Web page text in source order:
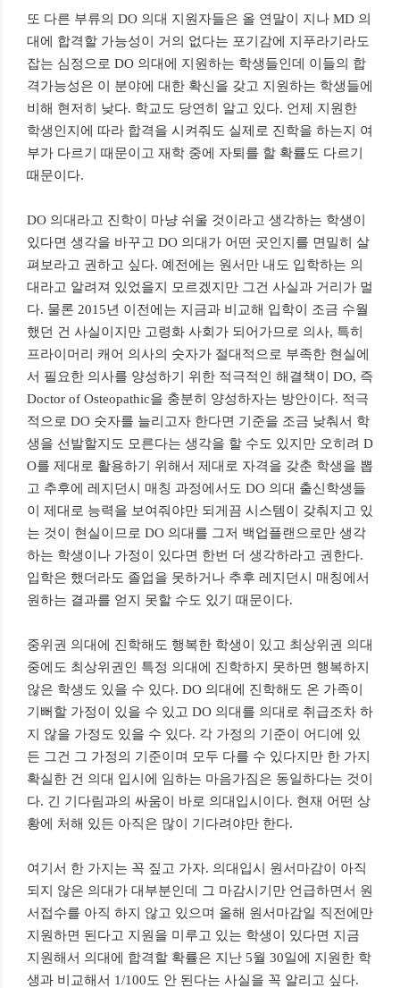
또 다른 부류의 DO 의대 지원자들은 올 연말이 지나 MD 의
대에 합격할 가능성이 거의 없다는 포기감에 지푸라기라도
잡는 심정으로 DO 의대에 지원하는 학생들인데 이들의 합
격가능성은 이 분야에 대한 확신을 갖고 지원하는 학생들에
비해 현저히 낮다. 학교도 당연히 알고 있다. 언제 지원한
학생인지에 따라 합격을 시켜줘도 실제로 진학을 하는지 여
부가 다르기 때문이고 재학 중에 자퇴를 할 확률도 다르기
때문이다.
DO 의대라고 진학이 마냥 쉬울 것이라고 생각하는 학생이
있다면 생각을 바꾸고 DO 의대가 어떤 곳인지를 면밀히 살
펴보라고 권하고 싶다. 예전에는 원서만 내도 입학하는 의
대라고 알려져 있었을지 모르겠지만 그건 사실과 거리가 멀
다. 물론 2015년 이전에는 지금과 비교해 입학이 조금 수월
했던 건 사실이지만 고령화 사회가 되어가므로 의사, 특히
프라이머리 캐어 의사의 숫자가 절대적으로 부족한 현실에
서 필요한 의사를 양성하기 위한 적극적인 해결책이 DO, 즉
Doctor of Osteopathic을 충분히 양성하자는 방안이다. 적극
적으로 DO 숫자를 늘리고자 한다면 기준을 조금 낮춰서 학
생을 선발할지도 모른다는 생각을 할 수도 있지만 오히려 D
O를 제대로 활용하기 위해서 제대로 자격을 갖춘 학생을 뽑
고 추후에 레지던시 매칭 과정에서도 DO 의대 출신학생들
이 제대로 능력을 보여줘야만 되게끔 시스템이 갖춰지고 있
는 것이 현실이므로 DO 의대를 그저 백업플랜으로만 생각
하는 학생이나 가정이 있다면 한번 더 생각하라고 권한다.
입학은 했더라도 졸업을 못하거나 추후 레지던시 매칭에서
원하는 결과를 얻지 못할 수도 있기 때문이다.
중위권 의대에 진학해도 행복한 학생이 있고 최상위권 의대
중에도 최상위권인 특정 의대에 진학하지 못하면 행복하지
않은 학생도 있을 수 있다. DO 의대에 진학해도 온 가족이
기뻐할 가정이 있을 수 있고 DO 의대를 의대로 취급조차 하
지 않을 가정도 있을 수 있다. 각 가정의 기준이 어디에 있
든 그건 그 가정의 기준이며 모두 다를 수 있다지만 한 가지
확실한 건 의대 입시에 임하는 마음가짐은 동일하다는 것이
다. 긴 기다림과의 싸움이 바로 의대입시이다. 현재 어떤 상
황에 처해 있든 아직은 많이 기다려야만 한다.
여기서 한 가지는 꼭 짚고 가자. 의대입시 원서마감이 아직
되지 않은 의대가 대부분인데 그 마감시기만 언급하면서 원
서접수를 아직 하지 않고 있으며 올해 원서마감일 직전에만
지원하면 된다고 지원을 미루고 있는 학생이 있다면 지금
지원해서 의대에 합격할 확률은 지난 5월 30일에 지원한 학
생과 비교해서 1/100도 안 된다는 사실을 꼭 알리고 싶다.